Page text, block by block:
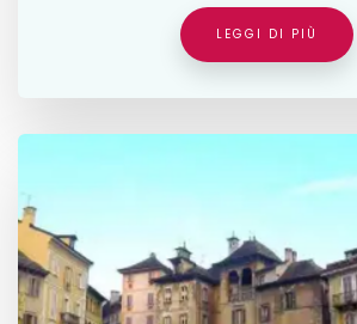
LEGGI DI PIÙ